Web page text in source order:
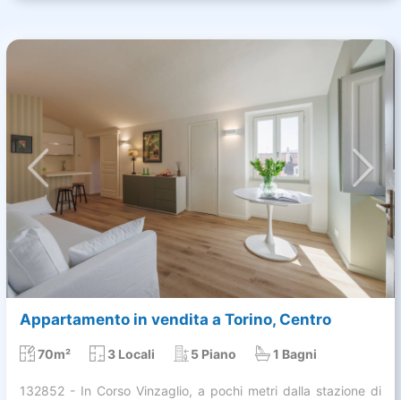
Appartamento in vendita a Torino, Centro
70m² 3 Locali 5 Piano 1 Bagni
132852 - In Corso Vinzaglio, a pochi metri dalla stazione di